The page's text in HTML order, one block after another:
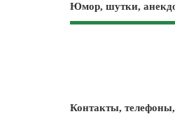
Юмор, шутки,
Контакты, телефоны,